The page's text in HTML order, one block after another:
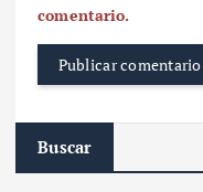
comentario.
Buscar